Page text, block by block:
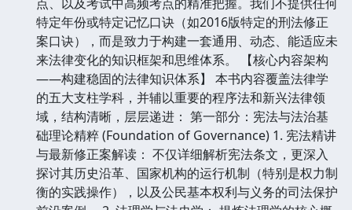
特定年份或特定记忆口诀（如2016版特定的刑法修正
案口诀），而是致力于构建一套通用、动态、能适应未
来法律变化的知识框架和思维体系。 【核心内容架构
——构建稳固的法律知识体系】 本书内容覆盖法律学
的五大支柱学科，并辅以重要的程序法和新兴法律领
域，结构清晰，层层递进： 第一部分：宪法与法治基
础理论精粹 (Foundation of Governance) 1. 宪法精讲
与最新修正案解读： 不仅详细解析宪法条文，更深入
探讨其历史沿革、国家机构的运行机制（特别是权力制
衡的实践操作），以及公民基本权利与义务的司法保护